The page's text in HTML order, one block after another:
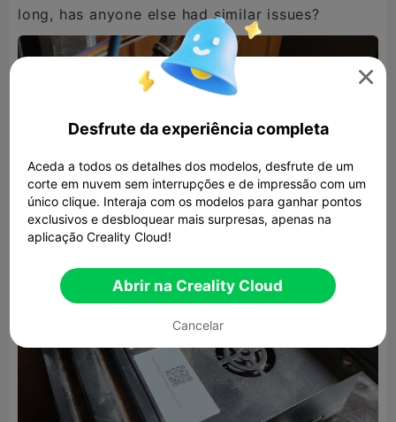
long, has anyone else had similar issues?

Desfrute da experiência completa
Aceda a todos os detalhes dos modelos, desfrute de um
corte em nuvem sem interrupções e de impressão com um
único clique. Interaja com os modelos para ganhar pontos
exclusivos e desbloquear mais surpresas, apenas na
aplicação Creality Cloud!
Abrir na Creality Cloud
Cancelar